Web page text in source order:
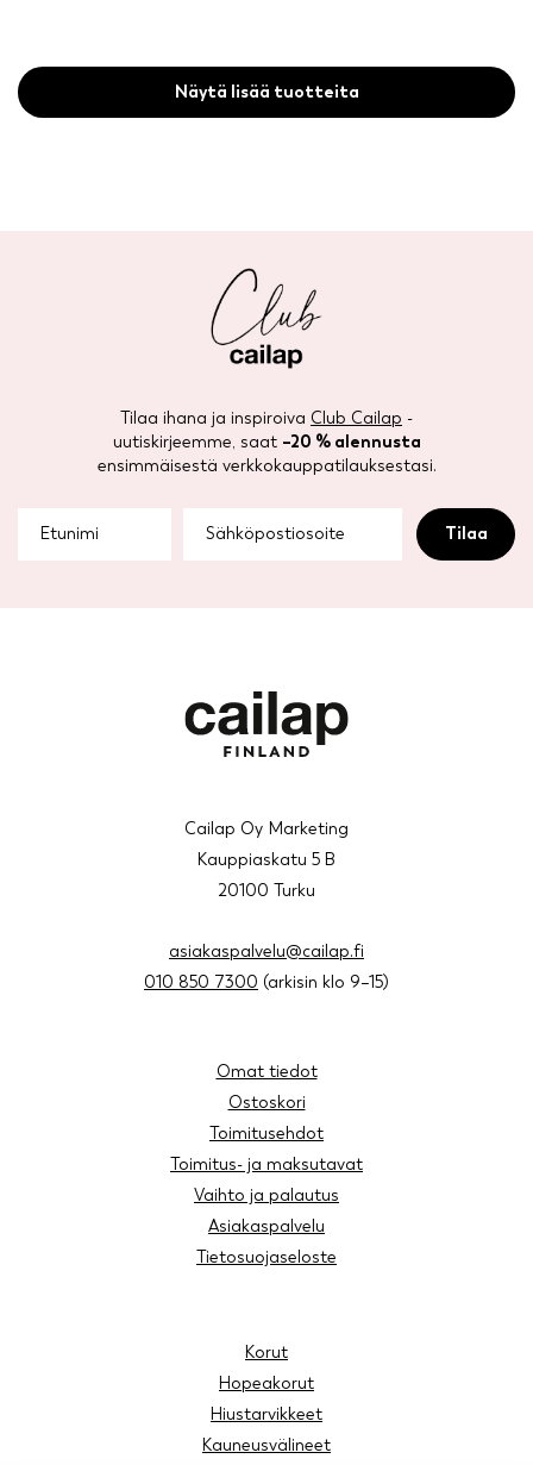
Näytä lisää tuotteita
Tilaa ihana ja inspiroiva Club Cailap -
uutiskirjeemme, saat –20 % alennusta
ensimmäisestä verkkokauppatilauksestasi.
Cailap Oy Marketing
Kauppiaskatu 5 B
20100 Turku
asiakaspalvelu@cailap.fi
010 850 7300 (arkisin klo 9–15)
Omat tiedot
Ostoskori
Toimitusehdot
Toimitus- ja maksutavat
Vaihto ja palautus
Asiakaspalvelu
Tietosuojaseloste
Korut
Hopeakorut
Hiustarvikkeet
Kauneusvälineet